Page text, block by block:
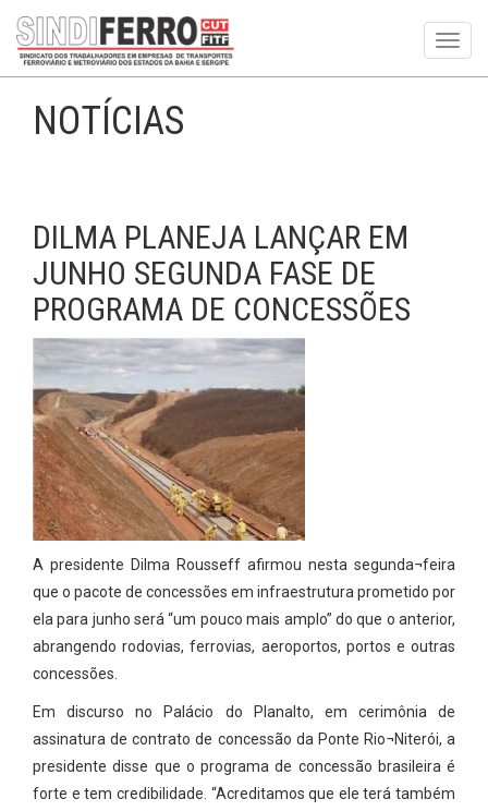
NOTÍCIAS
DILMA PLANEJA LANÇAR EM
JUNHO SEGUNDA FASE DE
PROGRAMA DE CONCESSÕES
A presidente Dilma Rousseff afirmou nesta segunda¬feira
que o pacote de concessões em infraestrutura prometido por
ela para junho será “um pouco mais amplo” do que o anterior,
abrangendo rodovias, ferrovias, aeroportos, portos e outras
concessões.
Em discurso no Palácio do Planalto, em cerimônia de
assinatura de contrato de concessão da Ponte Rio¬Niterói, a
presidente disse que o programa de concessão brasileira é
forte e tem credibilidade. “Acreditamos que ele terá também